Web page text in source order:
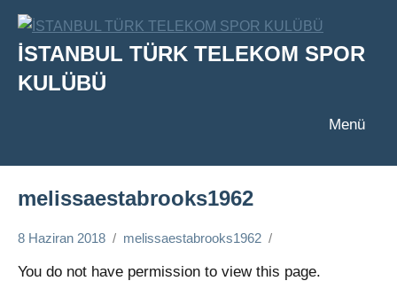
İçeriğe
İSTANBUL TÜRK TELEKOM SPOR
KULÜBÜ
Menü
melissaestabrooks1962
8 Haziran 2018 melissaestabrooks1962
You do not have permission to view this page.